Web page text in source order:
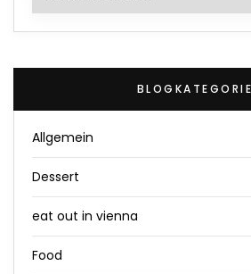
Allgemein
Dessert
eat out in vienna
Food